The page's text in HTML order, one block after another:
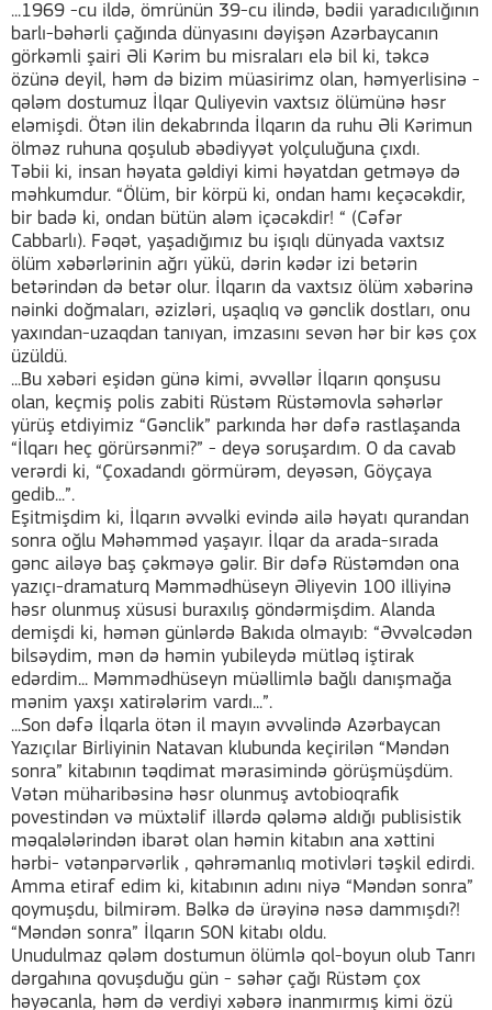
...1969 -cu ildə, ömrünün 39-cu ilində, bədii yaradıcılığının
barlı-bəhərli çağında dünyasını dəyişən Azərbaycanın
görkəmli şairi Əli Kərim bu misraları elə bil ki, təkcə
özünə deyil, həm də bizim müasirimz olan, həmyerlisinə -
qələm dostumuz İlqar Quliyevin vaxtsız ölümünə həsr
eləmişdi. Ötən ilin dekabrında İlqarın da ruhu Əli Kərimun
ölməz ruhuna qoşulub əbədiyyət yolçuluğuna çıxdı.
Təbii ki, insan həyata gəldiyi kimi həyatdan getməyə də
məhkumdur. “Ölüm, bir körpü ki, ondan hamı keçəcəkdir,
bir badə ki, ondan bütün aləm içəcəkdir! “ (Cəfər
Cabbarlı). Fəqət, yaşadığımız bu işıqlı dünyada vaxtsız
ölüm xəbərlərinin ağrı yükü, dərin kədər izi betərin
betərindən də betər olur. İlqarın da vaxtsız ölüm xəbərinə
nəinki doğmaları, əzizləri, uşaqlıq və gənclik dostları, onu
yaxından-uzaqdan tanıyan, imzasını sevən hər bir kəs çox
üzüldü.
...Bu xəbəri eşidən günə kimi, əvvəllər İlqarın qonşusu
olan, keçmiş polis zabiti Rüstəm Rüstəmovla səhərlər
yürüş etdiyimiz “Gənclik” parkında hər dəfə rastlaşanda
“İlqarı heç görürsənmi?” - deyə soruşardım. O da cavab
verərdi ki, “Çoxadandı görmürəm, deyəsən, Göyçaya
gedib...”.
Eşitmişdim ki, İlqarın əvvəlki evində ailə həyatı qurandan
sonra oğlu Məhəmməd yaşayır. İlqar da arada-sırada
gənc ailəyə baş çəkməyə gəlir. Bir dəfə Rüstəmdən ona
yazıçı-dramaturq Məmmədhüseyn Əliyevin 100 illiyinə
həsr olunmuş xüsusi buraxılış göndərmişdim. Alanda
demişdi ki, həmən günlərdə Bakıda olmayıb: “Əvvəlcədən
bilsəydim, mən də həmin yubileydə mütləq iştirak
edərdim... Məmmədhüseyn müəllimlə bağlı danışmağa
mənim yaxşı xatirələrim vardı...”.
...Son dəfə İlqarla ötən il mayın əvvəlində Azərbaycan
Yazıçılar Birliyinin Natavan klubunda keçirilən “Məndən
sonra” kitabının təqdimat mərasimində görüşmüşdüm.
Vətən müharibəsinə həsr olunmuş avtobioqrafik
povestindən və müxtəlif illərdə qələmə aldığı publisistik
məqalələrindən ibarət olan həmin kitabın ana xəttini
hərbi- vətənpərvərlik , qəhrəmanlıq motivləri təşkil edirdi.
Amma etiraf edim ki, kitabının adını niyə “Məndən sonra”
qoymuşdu, bilmirəm. Bəlkə də ürəyinə nəsə dammışdı?!
“Məndən sonra” İlqarın SON kitabı oldu.
Unudulmaz qələm dostumun ölümlə qol-boyun olub Tanrı
dərgahına qovuşduğu gün - səhər çağı Rüstəm çox
həyəcanla, həm də verdiyi xəbərə inanmırmış kimi özü